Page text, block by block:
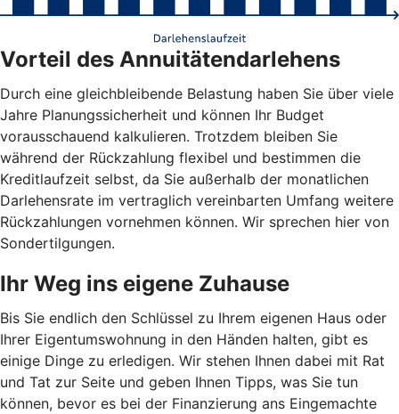
Vorteil des Annuitätendarlehens
Durch eine gleichbleibende Belastung haben Sie über viele
Jahre Planungssicherheit und können Ihr Budget
vorausschauend kalkulieren. Trotzdem bleiben Sie
während der Rückzahlung flexibel und bestimmen die
Kreditlaufzeit selbst, da Sie außerhalb der monatlichen
Darlehensrate im vertraglich vereinbarten Umfang weitere
Rückzahlungen vornehmen können. Wir sprechen hier von
Sondertilgungen.
Ihr Weg ins eigene Zuhause
Bis Sie endlich den Schlüssel zu Ihrem eigenen Haus oder
Ihrer Eigentumswohnung in den Händen halten, gibt es
einige Dinge zu erledigen. Wir stehen Ihnen dabei mit Rat
und Tat zur Seite und geben Ihnen Tipps, was Sie tun
können, bevor es bei der Finanzierung ans Eingemachte